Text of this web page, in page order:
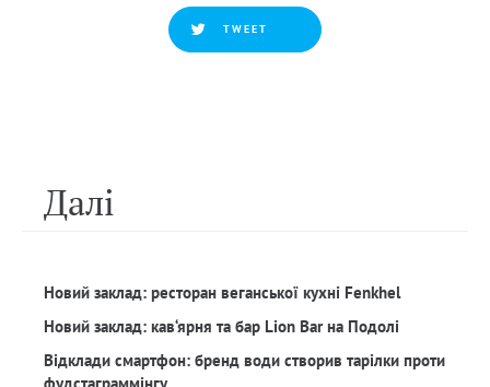
TWEET
Далi
Новий заклад: ресторан веганської кухні Fenkhel
Новий заклад: кав‘ярня та бар Lion Bar на Подолі
Відклади смартфон: бренд води створив тарілки проти